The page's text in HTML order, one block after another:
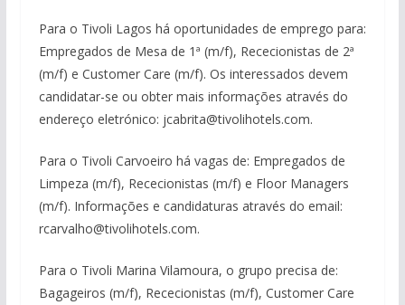
Para o Tivoli Lagos há oportunidades de emprego para:
Empregados de Mesa de 1ª (m/f), Rececionistas de 2ª
(m/f) e Customer Care (m/f). Os interessados devem
candidatar-se ou obter mais informações através do
endereço eletrónico: jcabrita@tivolihotels.com.
Para o Tivoli Carvoeiro há vagas de: Empregados de
Limpeza (m/f), Rececionistas (m/f) e Floor Managers
(m/f). Informações e candidaturas através do email:
rcarvalho@tivolihotels.com.
Para o Tivoli Marina Vilamoura, o grupo precisa de:
Bagageiros (m/f), Rececionistas (m/f), Customer Care